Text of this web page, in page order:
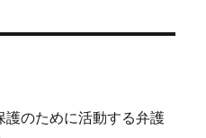
のために活動する弁護